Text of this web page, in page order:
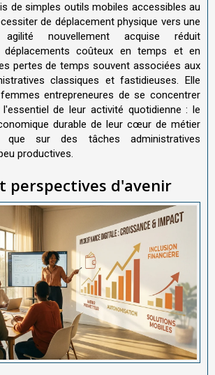
de simples outils mobiles accessibles au
de déplacement physique vers une
nouvellement acquise réduit
déplacements coûteux en temps et en
pertes de temps souvent associées aux
classiques et fastidieuses. Elle
entrepreneures de se concentrer
de leur activité quotidienne : le
durable de leur cœur de métier
que sur des tâches administratives
productives.
perspectives d'avenir